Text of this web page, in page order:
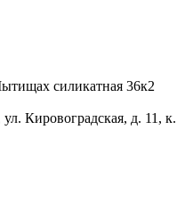
силикатная 36к2
д. 11, к.